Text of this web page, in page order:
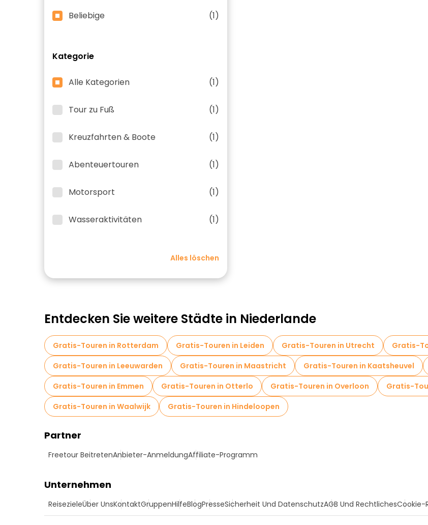
Beliebige (1)
Kategorie
Alle Kategorien (1)
Tour zu Fuß (1)
Kreuzfahrten & Boote (1)
Abenteuertouren (1)
Motorsport (1)
Wasseraktivitäten (1)
Alles löschen
Entdecken Sie weitere Städte in Niederlande
Gratis-Touren in Rotterdam Gratis-Touren in Leiden Gratis-Touren in Utrecht Gratis-
Gratis-Touren in Leeuwarden
Gratis-Touren in Maastricht Gratis-Touren in Kaatsheuvel
Gratis-Touren in Emmen
Gratis-Touren in Otterlo Gratis-Touren in Overloon Gratis-
Gratis-Touren in Waalwijk
Gratis-Touren in Hindeloopen
Partner
Freetour BeitretenAnbieter-AnmeldungAffiliate-Programm
Unternehmen
ReisezieleÜber UnsKontaktGruppenHilfeBlogPresseSicherheit Und DatenschutzAGB Und RechtlichesCookie-